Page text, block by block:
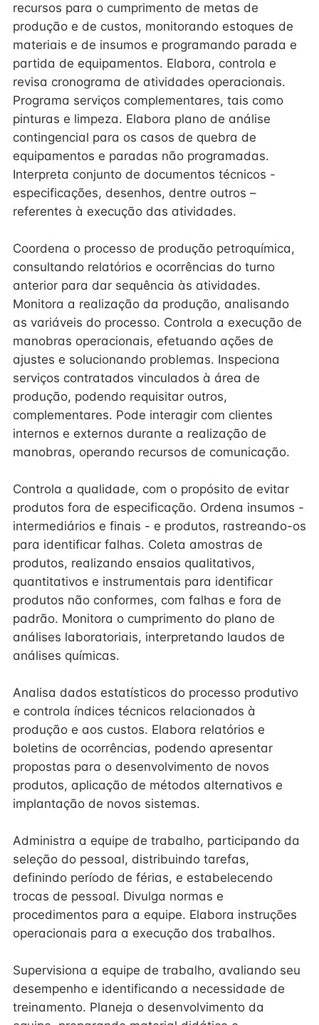
recursos para o cumprimento de metas de
produção e de custos, monitorando estoques de
materiais e de insumos e programando parada e
partida de equipamentos. Elabora, controla e
revisa cronograma de atividades operacionais.
Programa serviços complementares, tais como
pinturas e limpeza. Elabora plano de análise
contingencial para os casos de quebra de
equipamentos e paradas não programadas.
Interpreta conjunto de documentos técnicos -
especificações, desenhos, dentre outros –
referentes à execução das atividades.
Coordena o processo de produção petroquímica,
consultando relatórios e ocorrências do turno
anterior para dar sequência às atividades.
Monitora a realização da produção, analisando
as variáveis do processo. Controla a execução de
manobras operacionais, efetuando ações de
ajustes e solucionando problemas. Inspeciona
serviços contratados vinculados à área de
produção, podendo requisitar outros,
complementares. Pode interagir com clientes
internos e externos durante a realização de
manobras, operando recursos de comunicação.
Controla a qualidade, com o propósito de evitar
produtos fora de especificação. Ordena insumos -
intermediários e finais - e produtos, rastreando-os
para identificar falhas. Coleta amostras de
produtos, realizando ensaios qualitativos,
quantitativos e instrumentais para identificar
produtos não conformes, com falhas e fora de
padrão. Monitora o cumprimento do plano de
análises laboratoriais, interpretando laudos de
análises químicas.
Analisa dados estatísticos do processo produtivo
e controla índices técnicos relacionados à
produção e aos custos. Elabora relatórios e
boletins de ocorrências, podendo apresentar
propostas para o desenvolvimento de novos
produtos, aplicação de métodos alternativos e
implantação de novos sistemas.
Administra a equipe de trabalho, participando da
seleção do pessoal, distribuindo tarefas,
definindo período de férias, e estabelecendo
trocas de pessoal. Divulga normas e
procedimentos para a equipe. Elabora instruções
operacionais para a execução dos trabalhos.
Supervisiona a equipe de trabalho, avaliando seu
desempenho e identificando a necessidade de
treinamento. Planeja o desenvolvimento da